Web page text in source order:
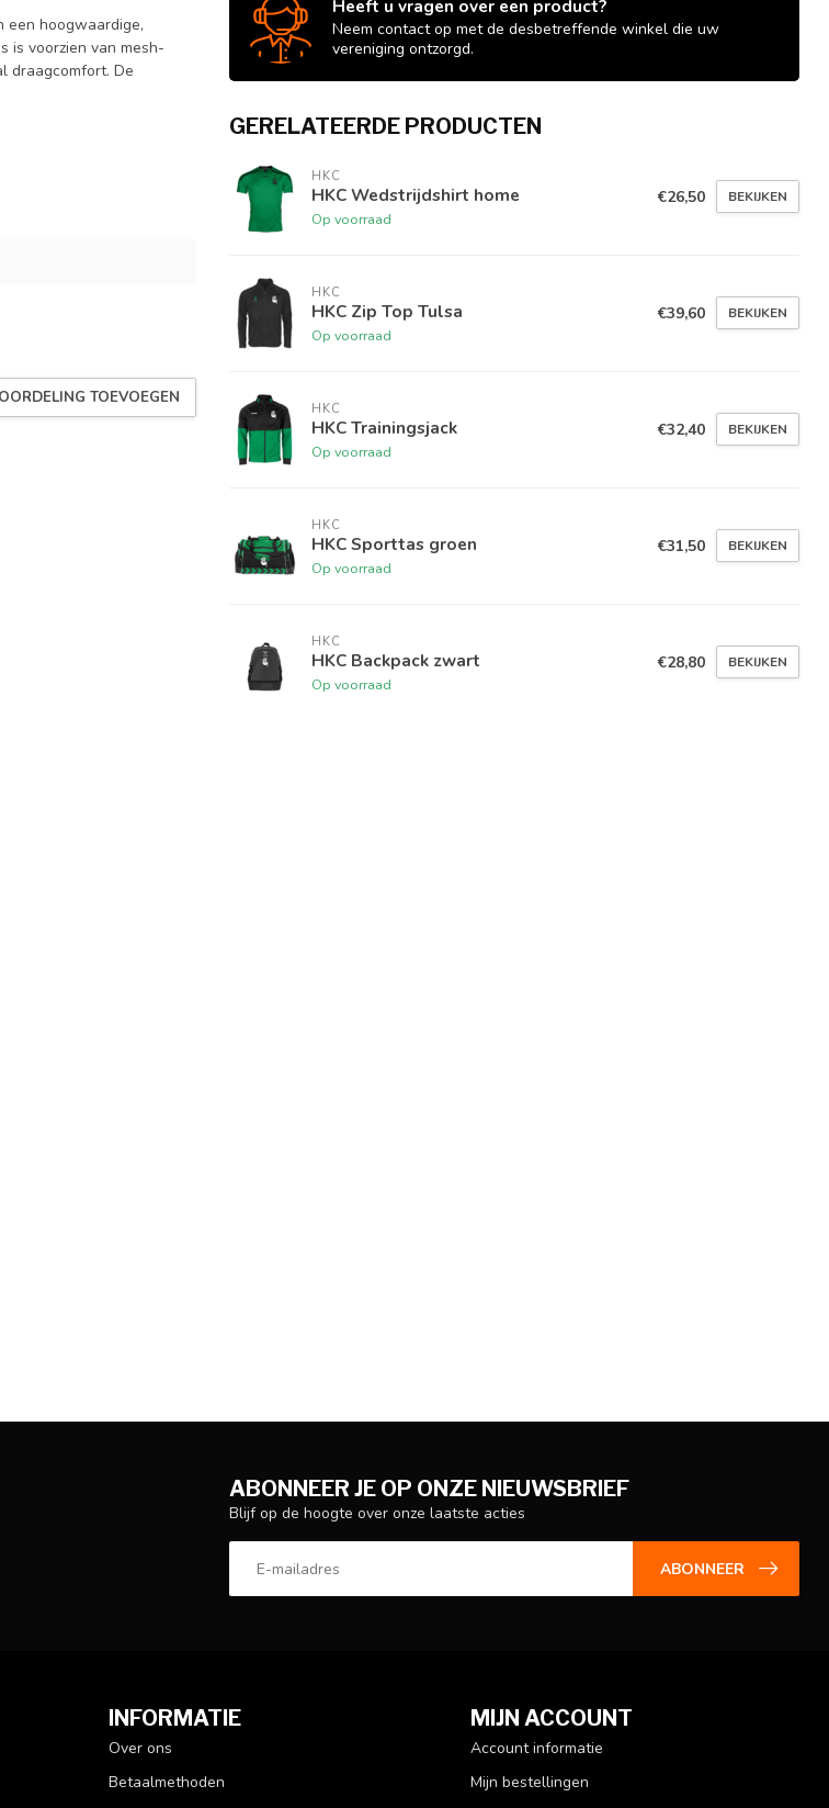
een hoogwaardige,
is voorzien van mesh-
draagcomfort. De
TOEVOEGEN
Heeft u vragen over een product?
Neem contact op met de desbetreffende winkel die uw
vereniging ontzorgd.
GERELATEERDE PRODUCTEN
HKC
HKC Wedstrijdshirt home
Op voorraad
€26,50 BEKIJKEN
HKC
HKC Zip Top Tulsa
Op voorraad
€39,60 BEKIJKEN
HKC
HKC Trainingsjack
Op voorraad
€32,40 BEKIJKEN
HKC
HKC Sporttas groen
Op voorraad
€31,50 BEKIJKEN
HKC
HKC Backpack zwart
Op voorraad
€28,80 BEKIJKEN
ABONNEER JE OP ONZE NIEUWSBRIEF
Blijf op de hoogte over onze laatste acties
ABONNEER
INFORMATIE
Over ons
Betaalmethoden
MIJN ACCOUNT
Account informatie
Mijn bestellingen